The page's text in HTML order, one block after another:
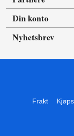
Din konto
Nyhetsbrev
Frakt